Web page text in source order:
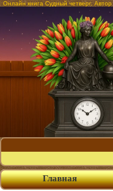
Онлайн книга Судный четверг.
Главная